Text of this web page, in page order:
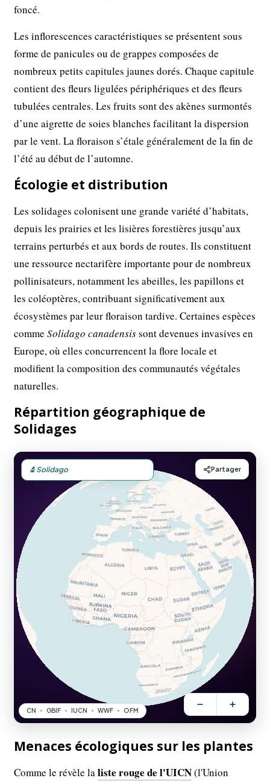
foncé.
Les inflorescences caractéristiques se présentent sous
forme de panicules ou de grappes composées de
nombreux petits capitules jaunes dorés. Chaque capitule
contient des fleurs ligulées périphériques et des fleurs
tubulées centrales. Les fruits sont des akènes surmontés
d’une aigrette de soies blanches facilitant la dispersion
par le vent. La floraison s’étale généralement de la fin de
l’été au début de l’automne.
Écologie et distribution
Les solidages colonisent une grande variété d’habitats,
depuis les prairies et les lisières forestières jusqu’aux
terrains perturbés et aux bords de routes. Ils constituent
une ressource nectarifère importante pour de nombreux
pollinisateurs, notamment les abeilles, les papillons et
les coléoptères, contribuant significativement aux
écosystèmes par leur floraison tardive. Certaines espèces
commeSolidago canadensissont devenues invasives en
Europe, où elles concurrencent la flore locale et
modifient la composition des communautés végétales
naturelles.
Répartition géographique de
Solidages
Menaces écologiques sur les plantes
Comme le révèle laliste rouge de l'UICN(l'Union